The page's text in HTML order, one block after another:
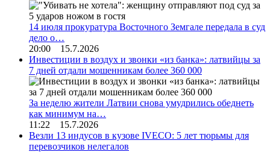
14 июля прокуратура Восточного Земгале передала в суд
дело о…
20:00 15.7.2026
Инвестиции в воздух и звонки «из банка»: латвийцы за
7 дней отдали мошенникам более 360 000
За неделю жители Латвии снова умудрились обеднеть
как минимум на…
11:22 15.7.2026
Везли 13 индусов в кузове IVECO: 5 лет тюрьмы для
перевозчиков нелегалов